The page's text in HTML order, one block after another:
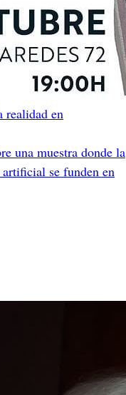
realidad en
una muestra donde la
se funden en